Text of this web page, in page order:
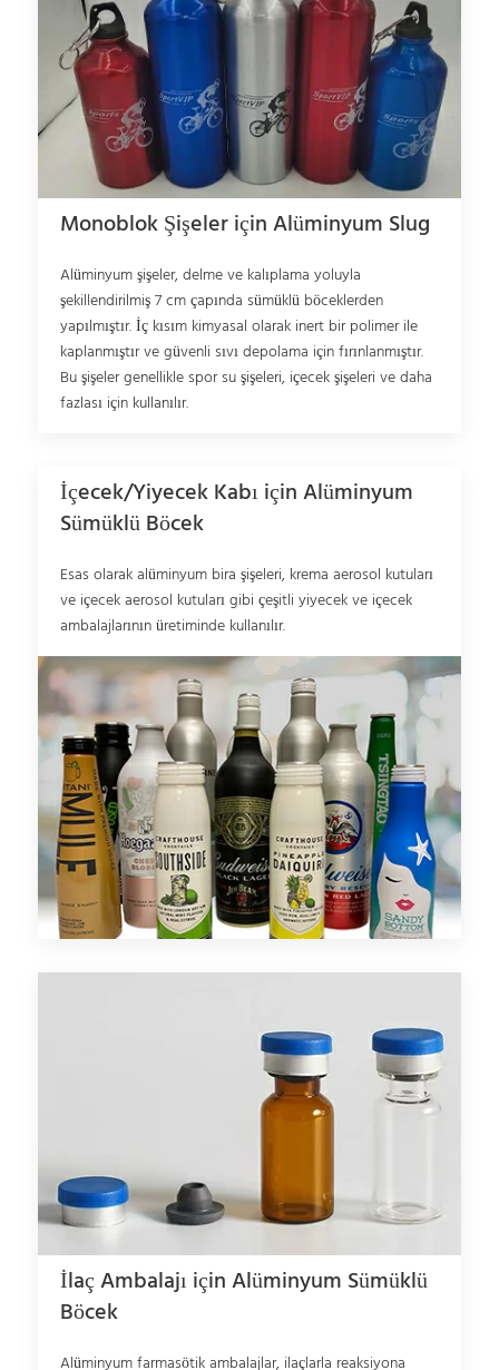
Monoblok Şişeler için Alüminyum Slug
Alüminyum şişeler, delme ve kalıplama yoluyla
şekillendirilmiş 7 cm çapında sümüklü böceklerden
yapılmıştır. İç kısım kimyasal olarak inert bir polimer ile
kaplanmıştır ve güvenli sıvı depolama için fırınlanmıştır.
Bu şişeler genellikle spor su şişeleri, içecek şişeleri ve daha
fazlası için kullanılır.
İçecek/Yiyecek Kabı için Alüminyum
Sümüklü Böcek
Esas olarak alüminyum bira şişeleri, krema aerosol kutuları
ve içecek aerosol kutuları gibi çeşitli yiyecek ve içecek
ambalajlarının üretiminde kullanılır.
İlaç Ambalajı için Alüminyum Sümüklü
Böcek
Alüminyum farmasötik ambalajlar, ilaçlarla reaksiyona